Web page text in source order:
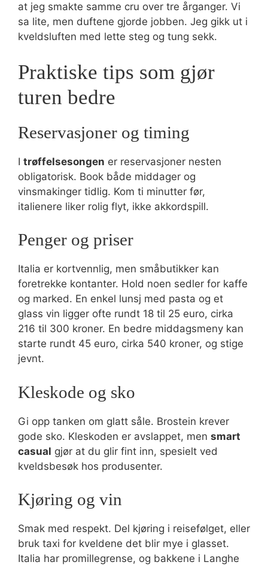
at jeg smakte samme cru over tre årganger. Vi
sa lite, men duftene gjorde jobben. Jeg gikk ut i
kveldsluften med lette steg og tung sekk.
Praktiske tips som gjør
turen bedre
Reservasjoner og timing
I trøffelsesongen er reservasjoner nesten
obligatorisk. Book både middager og
vinsmakinger tidlig. Kom ti minutter før,
italienere liker rolig flyt, ikke akkordspill.
Penger og priser
Italia er kortvennlig, men småbutikker kan
foretrekke kontanter. Hold noen sedler for kaffe
og marked. En enkel lunsj med pasta og et
glass vin ligger ofte rundt 18 til 25 euro, cirka
216 til 300 kroner. En bedre middagsmeny kan
starte rundt 45 euro, cirka 540 kroner, og stige
jevnt.
Kleskode og sko
Gi opp tanken om glatt såle. Brostein krever
gode sko. Kleskoden er avslappet, men smart
casual gjør at du glir fint inn, spesielt ved
kveldsbesøk hos produsenter.
Kjøring og vin
Smak med respekt. Del kjøring i reisefølget, eller
bruk taxi for kveldene det blir mye i glasset.
Italia har promillegrense, og bakkene i Langhe